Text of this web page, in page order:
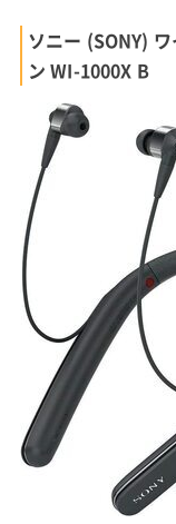
ソニー (SONY)
ン WI-1000X B